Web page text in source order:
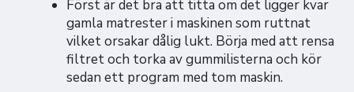
Först är det bra att titta om det ligger kvar
gamla matrester i maskinen som ruttnat
vilket orsakar dålig lukt. Börja med att rensa
filtret och torka av gummilisterna och kör
sedan ett program med tom maskin.